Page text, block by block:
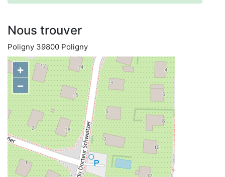
Nous trouver
Poligny 39800 Poligny
+
−